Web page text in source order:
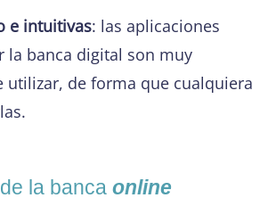
e intuitivas: las aplicaciones
la banca digital son muy
utilizar, de forma que cualquiera
la banca online